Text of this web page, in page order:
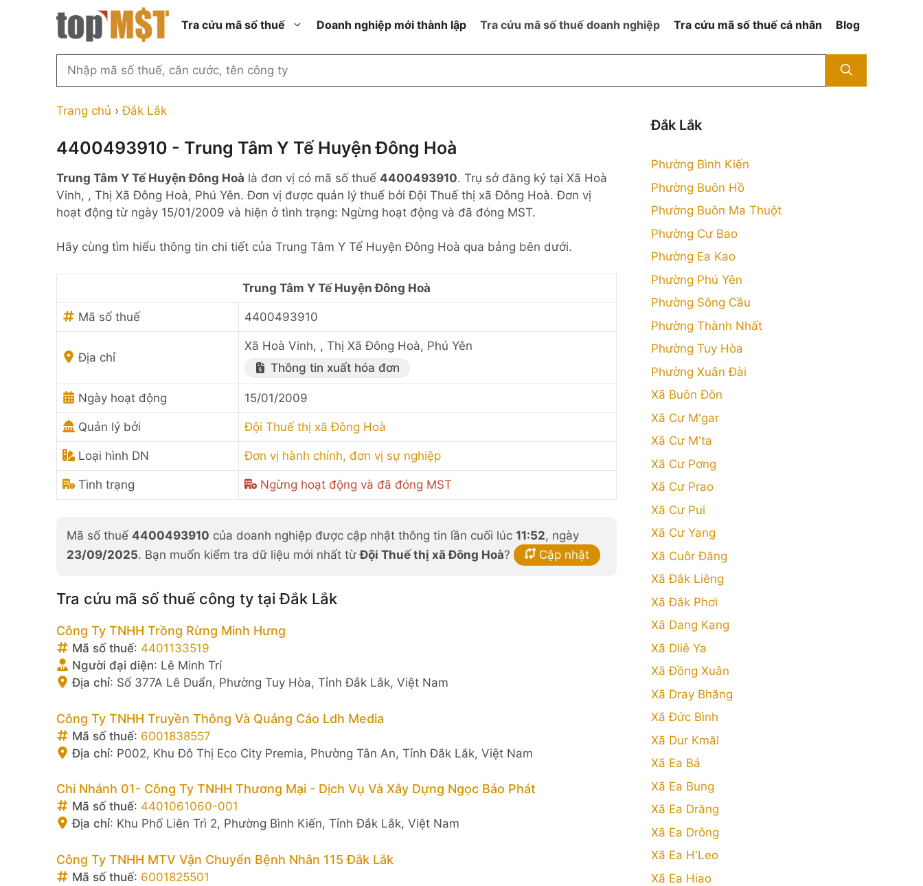
Tra cứu mã số thuế
Thành phố Hồ Chí Minh
Thành phố Hà Nội
Thành phố Đà Nẵng
Thành phố Hải Phòng
Thanh Hóa
Công ty cổ phần ngoài NN
thành viên ngoài NN
thành viên trở lên ngoài NN
Công ty trách nhiệm hữu hạn
ngoài NN
Doanh nghiệp 100% vốn đầu tư
nước ngoài
Nhà nước
Ngừng hoạt động nhưng chưa
hoàn thành thủ tục đóng MST
Không hoạt động tại địa chỉ đã
đăng ký
Doanh nghiệp mới thành lập Tra cứu mã số thuế doanh nghiệp Tra cứu mã số thuế cá nhân Blog
Tìm
theo
công
người
đại
diện
mã
...
Trang chủ ›Đắk Lắk
4400493910 - Trung Tâm Y Tế Huyện Đông Hoà
Trung Tâm Y Tế Huyện Đông Hoà là đơn vị có mã số thuế 4400493910. Trụ sở đăng ký tại Xã Hoà
Vinh, , Thị Xã Đông Hoà, Phú Yên. Đơn vị được quản lý thuế bởi Đội Thuế thị xã Đông Hoà. Đơn vị
hoạt động từ ngày 15/01/2009 và hiện ở tình trạng: Ngừng hoạt động và đã đóng MST.
Hãy cùng tìm hiểu thông tin chi tiết của Trung Tâm Y Tế Huyện Đông Hoà qua bảng bên dưới.
Trung Tâm Y Tế Huyện Đông Hoà
Mã số thuế 4400493910
Địa chỉ
Xã Hoà Vinh, , Thị Xã Đông Hoà, Phú Yên
Thông tin xuất hóa đơn
Ngày hoạt động 15/01/2009
Quản lý bởi Đội Thuế thị xã Đông Hoà
Loại hình DN Đơn vị hành chính, đơn vị sự nghiệp
Tình trạng Ngừng hoạt động và đã đóng MST
Mã số thuế 4400493910 của doanh nghiệp được cập nhật thông tin lần cuối lúc 11:52, ngày
23/09/2025. Bạn muốn kiểm tra dữ liệu mới nhất từĐội Thuế thị xã Đông Hoà? Cập nhật
Tra cứu mã số thuế công ty tại Đắk Lắk
Công Ty TNHH Trồng Rừng Minh Hưng
Mã số thuế: 4401133519
Người đại diện: Lê Minh Trí
Địa chỉ: Số 377A Lê Duẩn, Phường Tuy Hòa, Tỉnh Đắk Lắk, Việt Nam
Công Ty TNHH Truyền Thông Và Quảng Cáo Ldh Media
Mã số thuế: 6001838557
Địa chỉ: P002, Khu Đô Thị Eco City Premia, Phường Tân An, Tỉnh Đắk Lắk, Việt Nam
Chi Nhánh 01- Công Ty TNHH Thương Mại - Dịch Vụ Và Xây Dựng Ngọc Bảo Phát
Mã số thuế: 4401061060-001
Địa chỉ: Khu Phố Liên Trì 2, Phường Bình Kiến, Tỉnh Đắk Lắk, Việt Nam
Công Ty TNHH MTV Vận Chuyển Bệnh Nhân 115 Đắk Lắk
Mã số thuế: 6001825501
Đắk Lắk
Phường Bình Kiến
Phường Buôn Hồ
Phường Buôn Ma Thuột
Phường Cư Bao
Phường Ea Kao
Phường Phú Yên
Phường Sông Cầu
Phường Thành Nhất
Phường Tuy Hòa
Phường Xuân Đài
Xã Buôn Đôn
Xã Cư M'gar
Xã Cư M'ta
Xã Cư Pơng
Xã Cư Prao
Xã Cư Pui
Xã Cư Yang
Xã Cuôr Đăng
Xã Đắk Liêng
Xã Đắk Phơi
Xã Dang Kang
Xã Dliê Ya
Xã Đồng Xuân
Xã Dray Bhăng
Xã Đức Bình
Xã Dur Kmăl
Xã Ea Bá
Xã Ea Bung
Xã Ea Drăng
Xã Ea Drông
Xã Ea H'Leo
Xã Ea Hiao